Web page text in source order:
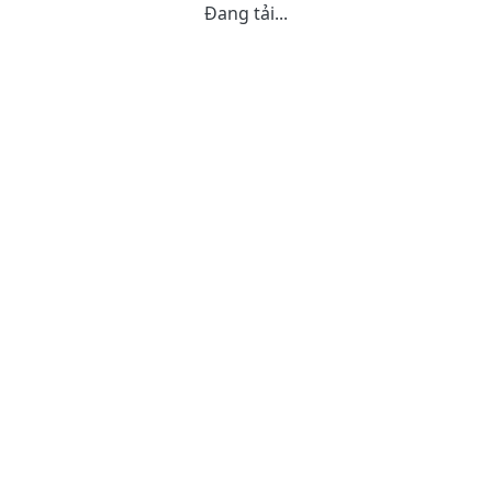
Đang tải...